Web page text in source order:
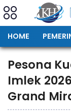
HOME
Pesona
Imlek
Grand